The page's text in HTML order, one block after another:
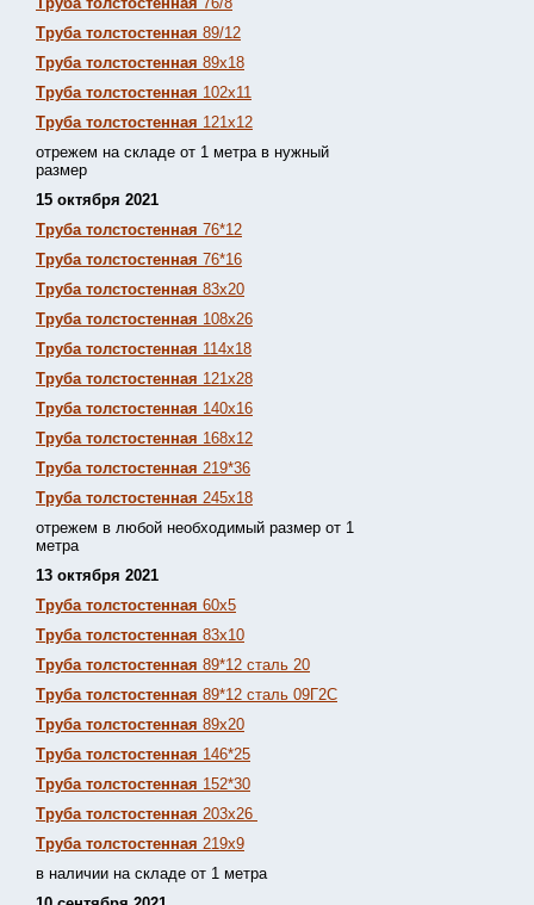
Труба толстостенная 89/12
Труба толстостенная 89х18
Труба толстостенная 102х11
Труба толстостенная 121х12
отрежем на складе от 1 метра в нужный
размер
15 октября 2021
Труба толстостенная 76*12
Труба толстостенная 76*16
Труба толстостенная 83х20
Труба толстостенная 108х26
Труба толстостенная 114х18
Труба толстостенная 121х28
Труба толстостенная 140х16
Труба толстостенная 168х12
Труба толстостенная 219*36
Труба толстостенная 245х18
отрежем в любой необходимый размер от 1
метра
13 октября 2021
Труба толстостенная 60х5
Труба толстостенная 83х10
Труба толстостенная 89*12 сталь 20
Труба толстостенная 89*12 сталь 09Г2С
Труба толстостенная 89х20
Труба толстостенная 146*25
Труба толстостенная 152*30
Труба толстостенная 203х26
Труба толстостенная 219х9
в наличии на складе от 1 метра